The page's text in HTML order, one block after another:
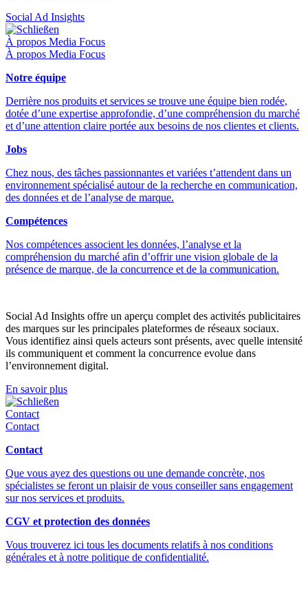
Social Ad Insights
Schließen
À propos Media Focus
À propos Media Focus
Notre équipe
Derrière nos produits et services se trouve une équipe bien rodée,
dotée d’une expertise approfondie, d’une compréhension du marché
et d’une attention claire portée aux besoins de nos clientes et clients.
Jobs
Chez nous, des tâches passionnantes et variées t’attendent dans un
environnement spécialisé autour de la recherche en communication,
des données et de l’analyse de marque.
Compétences
Nos compétences associent les données, l’analyse et la
compréhension du marché afin d’offrir une vision globale de la
présence de marque, de la concurrence et de la communication.
Social Ad Insights offre un aperçu complet des activités publicitaires
des marques sur les principales plateformes de réseaux sociaux.
Vous identifiez ainsi quels acteurs sont présents, avec quelle intensité
ils communiquent et comment la concurrence evolue dans
l’environnement digital.
En savoir plus
Schließen
Contact
Contact
Contact
Que vous ayez des questions ou une demande concrète, nos
spécialistes se feront un plaisir de vous conseiller sans engagement
sur nos services et produits.
CGV et protection des données
Vous trouverez ici tous les documents relatifs à nos conditions
générales et à notre politique de confidentialité.